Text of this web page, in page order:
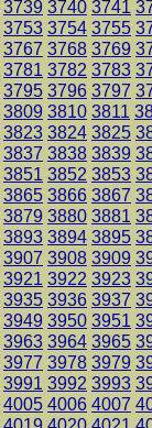
3739 3740 3741
3753 3754 3755
3767 3768 3769
3781 3782 3783
3795 3796 3797
3809 3810 3811
3823 3824 3825
3837 3838 3839
3851 3852 3853
3865 3866 3867
3879 3880 3881
3893 3894 3895
3907 3908 3909
3921 3922 3923
3935 3936 3937
3949 3950 3951
3963 3964 3965
3977 3978 3979
3991 3992 3993
4005 4006 4007